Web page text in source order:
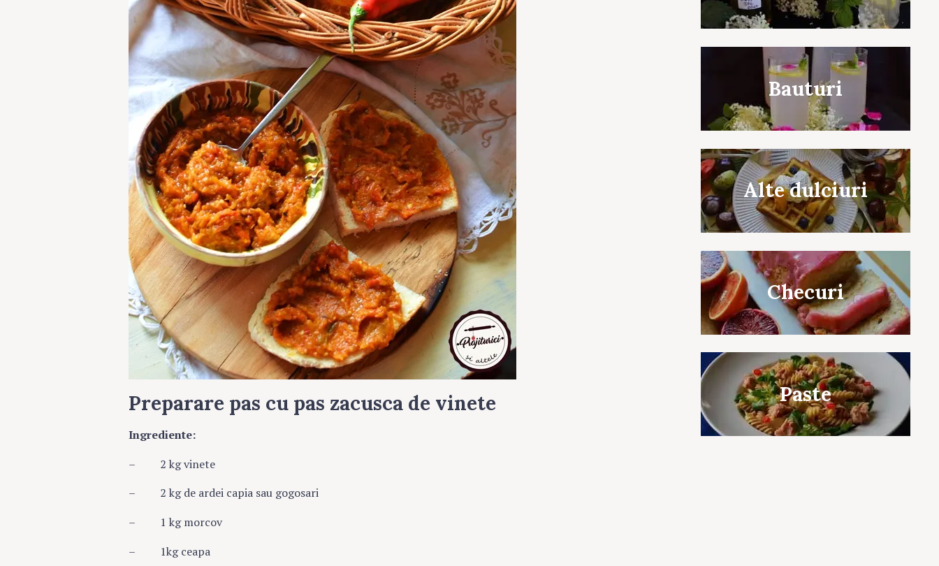
Preparare pas cu pas zacusca de vinete
Ingrediente:
– 2 kg vinete
– 2 kg de ardei capia sau gogosari
– 1 kg morcov
– 1kg ceapa
Bauturi
Alte dulciuri
Checuri
Paste
Search
for: